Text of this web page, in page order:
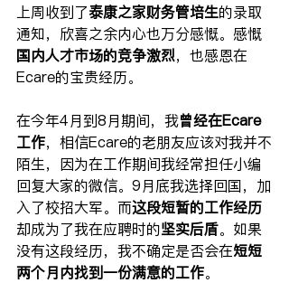
上周收到了泰康之家财务管培生的录取
通知，欣喜之余内心也万分感慨。感慨
国内人才市场的竞争激烈，也感恩在
Ecare的宝贵经历。
在今年4月到8月期间，我曾经在Ecare
工作，相信Ecare的老朋友应该对我并不
陌生，因为在工作期间我经常担任小编
回复大家的微信。9月底我选择回国，加
入了校招大军。而这段短暂的工作经历
却成为了我在应聘时的坚实后盾。如果
没有这段经历，我不确定是否会在短短
两个月内找到一份满意的工作。